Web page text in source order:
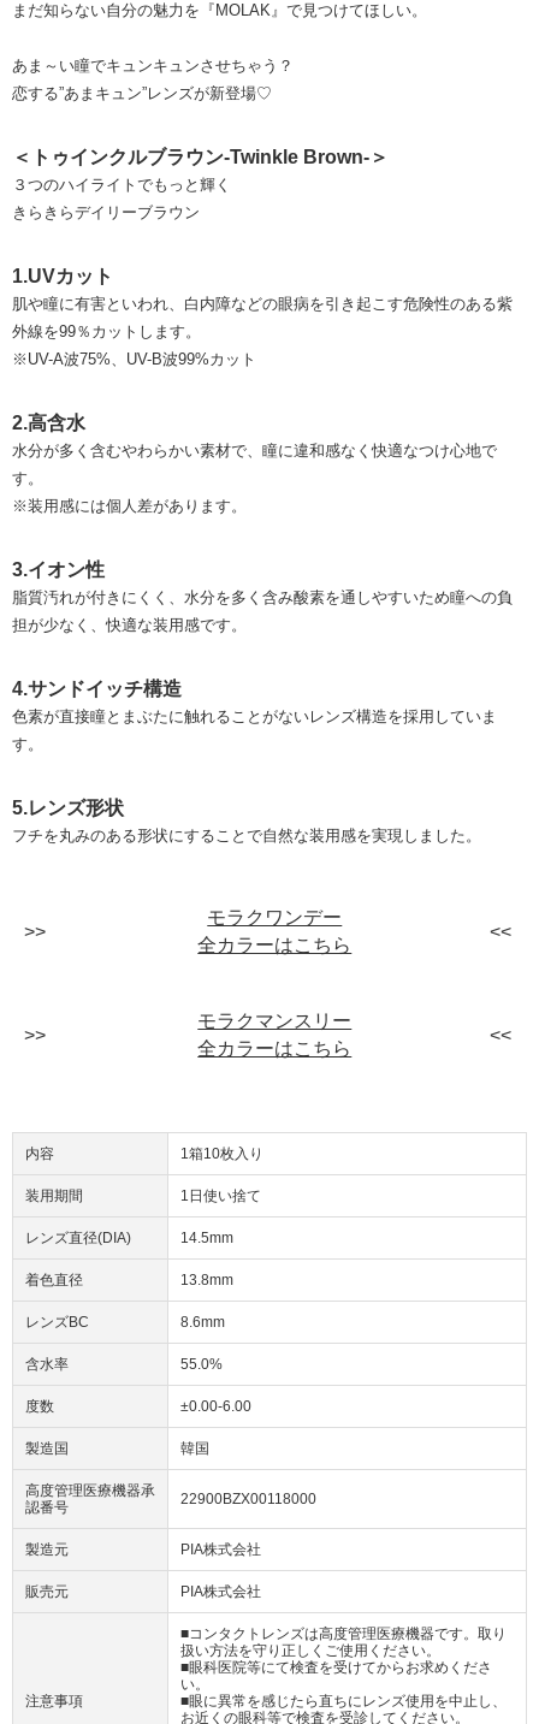
まだ知らない自分の魅力を『MOLAK』で見つけてほしい。
あま～い瞳でキュンキュンさせちゃう？
恋する”あまキュン”レンズが新登場♡
＜トゥインクルブラウン-Twinkle Brown-＞
３つのハイライトでもっと輝く
きらきらデイリーブラウン
1.UVカット
肌や瞳に有害といわれ、白内障などの眼病を引き起こす危険性のある紫
外線を99％カットします。
※UV-A波75%、UV-B波99%カット
2.高含水
水分が多く含むやわらかい素材で、瞳に違和感なく快適なつけ心地で
す。
※装用感には個人差があります。
3.イオン性
脂質汚れが付きにくく、⽔分を多く含み酸素を通しやすいため瞳への負
担が少なく、快適な装用感です。
4.サンドイッチ構造
色素が直接瞳とまぶたに触れることがないレンズ構造を採用していま
す。
5.レンズ形状
フチを丸みのある形状にすることで自然な装用感を実現しました。
モラクワンデー
全カラーはこちら
モラクマンスリー
全カラーはこちら
内容 1箱10枚入り
装用期間 1日使い捨て
レンズ直径(DIA) 14.5mm
着色直径 13.8mm
レンズBC 8.6mm
含水率 55.0%
度数 ±0.00-6.00
製造国 韓国
高度管理医療機器承
認番号
22900BZX00118000
製造元 PIA株式会社
販売元 PIA株式会社
注意事項
■コンタクトレンズは高度管理医療機器です。取り
扱い方法を守り正しくご使用ください。
■眼科医院等にて検査を受けてからお求めくださ
い。
■眼に異常を感じたら直ちにレンズ使用を中止し、
お近くの眼科等で検査を受診してください。